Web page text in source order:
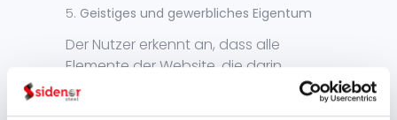
Geistiges und gewerbliches Eigentum
Der Nutzer erkennt an, dass alle
Elemente der Website, die darin
beinhaltenen Informationen und
Material sowie der Aufbau, die